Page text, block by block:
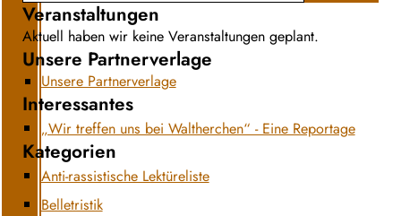
Veranstaltungen
Aktuell haben wir keine Veranstaltungen geplant.
Unsere Partnerverlage
Unsere Partnerverlage
Interessantes
„Wir treffen uns bei Waltherchen“ - Eine Reportage
Kategorien
Anti-rassistische Lektüreliste
Belletristik